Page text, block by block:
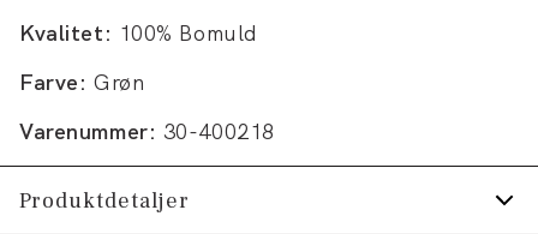
Kvalitet: 100% Bomuld
Farve: Grøn
Varenummer: 30-400218
Produktdetaljer